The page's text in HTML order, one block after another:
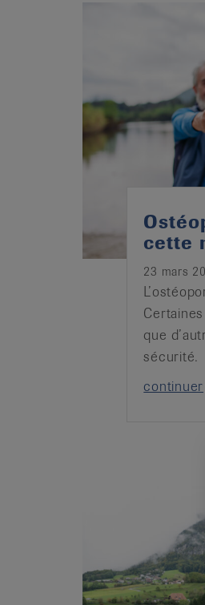
cette
23 mars
que
sécurité.
continuer